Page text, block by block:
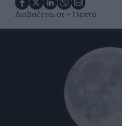
Διαβάζεται σε ~ 1 λεπτό